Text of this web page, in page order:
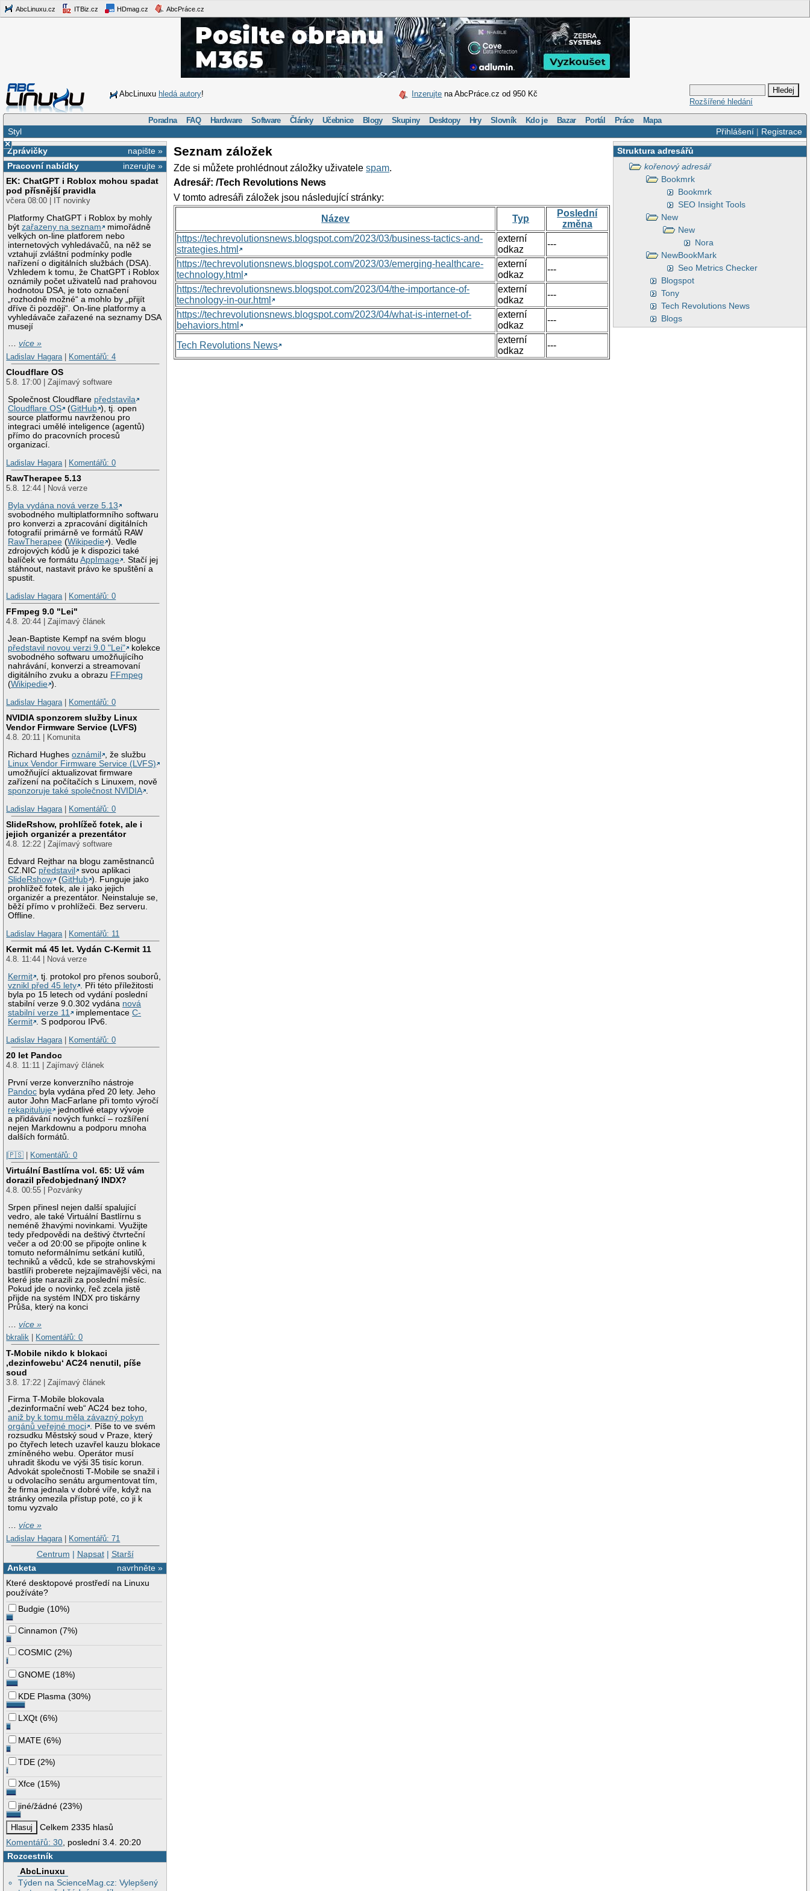
AbcLinuxu.cz ITBiz.cz HDmag.cz AbcPráce.cz
AbcLinuxu hledá autory! Inzerujte na AbcPráce.cz od 950 Kč
Rozšířené hledání
Poradna FAQ Hardware Software Články Učebnice Blogy Skupiny Desktopy Hry Slovník Kdo je Bazar Portál Práce Mapa
Přihlášení| Registrace
Styl
×
napište »
Zprávičky
inzerujte »
Pracovní nabídky
EK: ChatGPT i Roblox mohou spadat
pod přísnější pravidla
včera 08:00 | IT novinky
Platformy ChatGPT i Roblox by mohly
býtzařazeny na seznam
mimořádně
velkých on-line platforem nebo
internetových vyhledávačů, na něž se
vztahují zvláštní podmínky podle
nařízení o digitálních službách (DSA).
Vzhledem k tomu, že ChatGPT i Roblox
oznámily počet uživatelů nad prahovou
hodnotou DSA, je toto označení
„rozhodně možné“ a mohlo by „přijít
dříve či později“. On-line platformy a
vyhledávače zařazené na seznamy DSA
musejí
…více »
Ladislav Hagara
Komentářů: 4
Cloudflare OS
5.8. 17:00 | Zajímavý software
Společnost Cloudflare představila
Cloudflare OS
(GitHub ), tj. open
source platformu navrženou pro
integraci umělé inteligence (agentů)
přímo do pracovních procesů
organizací.
Ladislav Hagara
Komentářů: 0
RawTherapee 5.13
5.8. 12:44 | Nová verze
Byla vydána nová verze 5.13
svobodného multiplatformního softwaru
pro konverzi a zpracování digitálních
fotografií primárně ve formátů RAW
RawTherapee (Wikipedie ). Vedle
zdrojových kódů je k dispozici také
balíček ve formátuAppImage . Stačí jej
stáhnout, nastavit právo ke spuštění a
spustit.
Ladislav Hagara
Komentářů: 0
FFmpeg 9.0 "Lei"
4.8. 20:44 | Zajímavý článek
Jean-Baptiste Kempf na svém blogu
představil novou verzi 9.0 "Lei"
kolekce
svobodného softwaru umožňujícího
nahrávání, konverzi a streamovaní
digitálního zvuku a obrazu FFmpeg
(Wikipedie ).
Ladislav Hagara
Komentářů: 0
NVIDIA sponzorem služby Linux
Vendor Firmware Service (LVFS)
4.8. 20:11 | Komunita
Richard Hughesoznámil
, že službu
Linux Vendor Firmware Service (LVFS)
umožňující aktualizovat firmware
zařízení na počítačích s Linuxem, nově
sponzoruje také společnost NVIDIA .
Ladislav Hagara | Komentářů: 0
SlideRshow, prohlížeč fotek, ale i
jejich organizér a prezentátor
4.8. 12:22 | Zajímavý software
Edvard Rejthar na blogu zaměstnanců
CZ.NIC představil
svou aplikaci
SlideRshow
(GitHub ). Funguje jako
prohlížeč fotek, ale i jako jejich
organizér a prezentátor. Neinstaluje se,
běží přímo v prohlížeči. Bez serveru.
Offline.
Ladislav Hagara | Komentářů: 11
Kermit má 45 let. Vydán C-Kermit 11
4.8. 11:44 | Nová verze
Kermit , tj. protokol pro přenos souborů,
vznikl před 45 lety . Při této příležitosti
byla po 15 letech od vydání poslední
stabilní verze 9.0.302 vydána nová
stabilní verze 11
implementaceC-
Kermit . S podporou IPv6.
Ladislav Hagara | Komentářů: 0
20 let Pandoc
4.8. 11:11 | Zajímavý článek
První verze konverzního nástroje
Pandoc byla vydána před 20 lety. Jeho
autor John MacFarlane při tomto výročí
rekapituluje
jednotlivé etapy vývoje
a přidávání nových funkcí – rozšíření
nejen Markdownu a podporu mnoha
dalších formátů.
|🇵🇸 | Komentářů: 0
Virtuální Bastlírna vol. 65: Už vám
dorazil předobjednaný INDX?
4.8. 00:55 | Pozvánky
Srpen přinesl nejen další spalující
vedro, ale také Virtuální Bastlírnu s
neméně žhavými novinkami. Využijte
tedy předpovědi na deštivý čtvrteční
večer a od 20:00 se připojte online k
tomuto neformálnímu setkání kutilů,
techniků a vědců, kde se strahovskými
bastlíři proberete nejzajímavější věci, na
které jste narazili za poslední měsíc.
Pokud jde o novinky, řeč zcela jistě
přijde na systém INDX pro tiskárny
Průša, který na konci
…více »
bkralik
Komentářů: 0
T-Mobile nikdo k blokaci
‚dezinfowebu‘ AC24 nenutil, píše
soud
3.8. 17:22 | Zajímavý článek
Firma T-Mobile blokovala
„dezinformační web“ AC24 bez toho,
aniž by k tomu měla závazný pokyn
orgánů veřejné moci . Píše to ve svém
rozsudku Městský soud v Praze, který
po čtyřech letech uzavřel kauzu blokace
zmíněného webu. Operátor musí
uhradit škodu ve výši 35 tisíc korun.
Advokát společnosti T-Mobile se snažil i
u odvolacího senátu argumentovat tím,
že firma jednala v dobré víře, když na
stránky omezila přístup poté, co ji k
tomu vyzvalo
…více »
Ladislav Hagara | Komentářů: 71
Centrum | Napsat| Starší
navrhněte »
Anketa
Které desktopové prostředí na Linuxu
používáte?
Budgie (10%)
Cinnamon (7%)
COSMIC (2%)
GNOME (18%)
KDE Plasma (30%)
LXQt (6%)
MATE (6%)
TDE (2%)
Xfce (15%)
jiné/žádné (23%)
Celkem 2335 hlasů
Komentářů: 30, poslední 3.4. 20:20
Rozcestník
AbcLinuxu
Týden na ScienceMag.cz: Vylepšený
Struktura adresářů
kořenový adresář
Bookmrk
Bookmrk
SEO Insight Tools
New
New
Nora
NewBookMark
Seo Metrics Checker
Blogspot
Tony
Tech Revolutions News
Blogs
Seznam záložek
Zde si můžete prohlédnout záložky uživatelespam.
Adresář: /Tech Revolutions News
V tomto adresáři záložek jsou následující stránky:
Název Typ
Poslední
změna
https://techrevolutionsnews.blogspot.com/2023/03/business-tactics-and-
strategies.html
externí
odkaz
---
https://techrevolutionsnews.blogspot.com/2023/03/emerging-healthcare-
technology.html
externí
odkaz
---
https://techrevolutionsnews.blogspot.com/2023/04/the-importance-of-
technology-in-our.html
externí
odkaz
---
https://techrevolutionsnews.blogspot.com/2023/04/what-is-internet-of-
behaviors.html
externí
odkaz
---
Tech Revolutions News
externí
odkaz
---